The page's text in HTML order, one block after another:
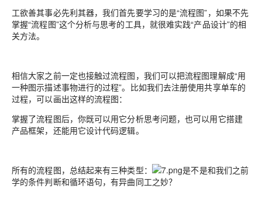
工欲善其事必先利其器，我们首先要学习的是“流程图”，如果不先
掌握“流程图”这个分析与思考的工具，就很难实践“产品设计”的相
关方法。
相信大家之前一定也接触过流程图，我们可以把流程图理解成“用
一种图示描述事物进行的过程”。比如我们去注册使用共享单车的
过程，可以画出这样的流程图：
掌握了流程图后，你既可以用它分析思考问题，也可以用它搭建
产品框架，还能用它设计代码逻辑。
所有的流程图，总结起来有三种类型：
是不是和我们之前
学的条件判断和循环语句，有异曲同工之妙？